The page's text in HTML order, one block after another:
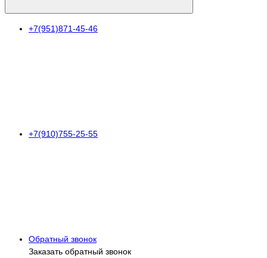
+7(951)871-45-46
+7(910)755-25-55
Обратный звонок
Заказать обратный звонок